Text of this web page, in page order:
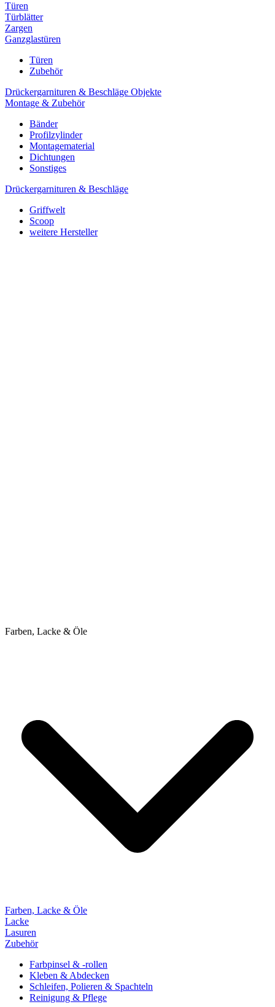
Türen
Türblätter
Zargen
Ganzglastüren
Türen
Zubehör
Drückergarnituren & Beschläge Objekte
Montage & Zubehör
Bänder
Profilzylinder
Montagematerial
Dichtungen
Sonstiges
Drückergarnituren & Beschläge
Griffwelt
Scoop
weitere Hersteller
Farben, Lacke & Öle
Farben, Lacke & Öle
Lacke
Lasuren
Zubehör
Farbpinsel & -rollen
Kleben & Abdecken
Schleifen, Polieren & Spachteln
Reinigung & Pflege